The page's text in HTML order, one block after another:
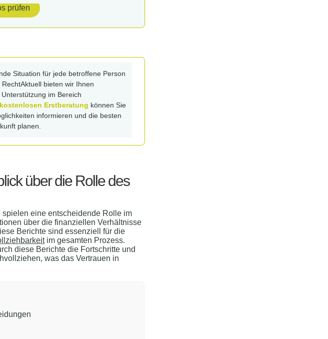
prüfen
Situation für jede betroffene Person
bieten wir Ihnen
im Bereich
kostenlosen Erstberatung können Sie
informieren und die besten
planen.
über die Rolle des
spielen eine entscheidende Rolle im
über die finanziellen Verhältnisse
Berichte sind essenziell für die
im gesamten Prozess.
diese Berichte die Fortschritte und
was das Vertrauen in